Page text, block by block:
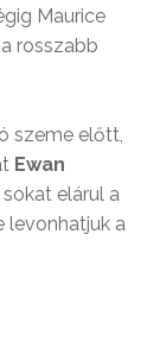
Maurice
rosszabb
szeme előtt,
Ewan
elárul a
levonhatjuk a